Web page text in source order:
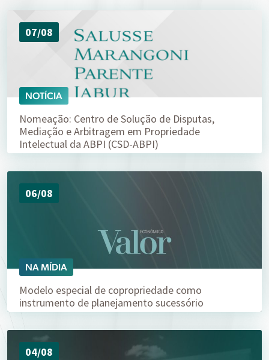
07/08
NOTÍCIA
Nomeação: Centro de Solução de Disputas,
Mediação e Arbitragem em Propriedade
Intelectual da ABPI (CSD-ABPI)
06/08
NA MÍDIA
Modelo especial de copropriedade como
instrumento de planejamento sucessório
04/08